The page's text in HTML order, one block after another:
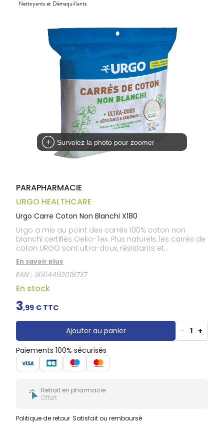
alimentaires
médicaux
CHEVEUX
Solaire
Visage
PHARMACIES
DISPOSITIFS
APPLICATION
D’ORDONNANCE
Nettoyants et Démaquillants
Survolez la photo pour zoomer
PARAPHARMACIE
URGO HEALTHCARE
Urgo Carre Coton Non Blanchi X180
Urgo a mis au point des carrés 100% coton non
blanchi certifiés Oeko-Tex. Plus naturels, les carrés de
coton URGO sont ultra-doux, résistants et
absorbants. Adaptés aux peaux sensibles, ils sont
parfaits pour le soin du bébé et pour le
démaquillage. Son format familial économique et
pratique est idéal pour toute la famille !
En savoir plus
EAN :3664492018737
En stock
3,99 € TTC
Ajouter au panier - 1 +
Paiements 100% sécurisés
Retrait en pharmacie
Offert
Politique de retour Satisfait ou remboursé